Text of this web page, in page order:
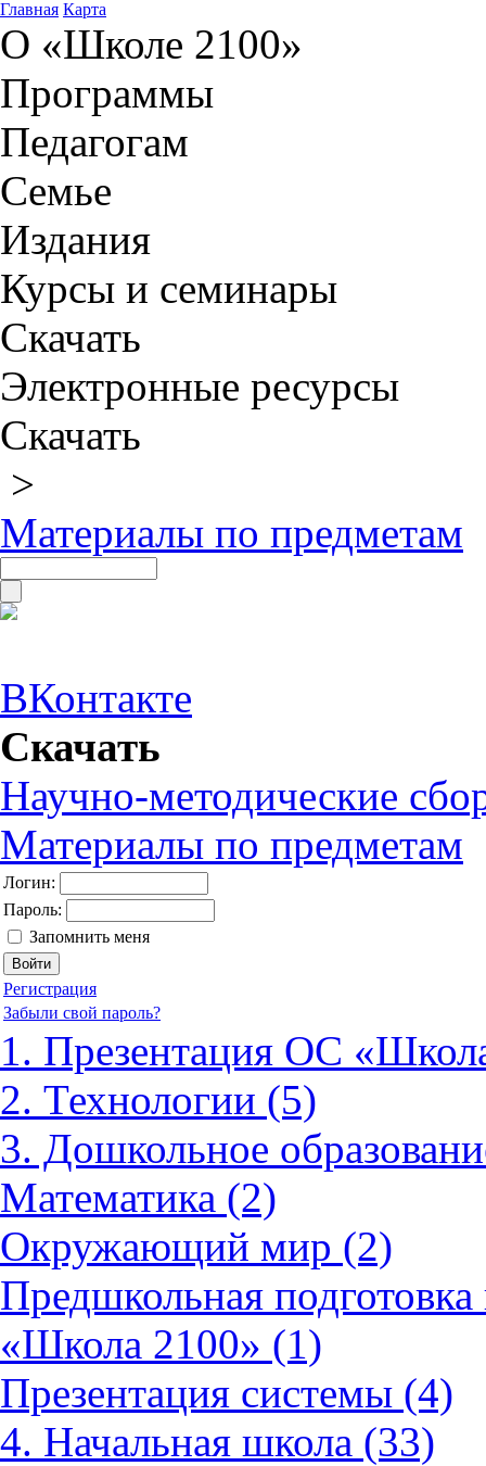
Главная Карта
О «Школе 2100»
Программы
Педагогам
Семье
Издания
Курсы и семинары
Скачать
Электронные ресурсы
Скачать
>
Материалы по предметам
ВКонтакте
Скачать
Научно-методические
Материалы по предметам
Логин:
Пароль:
Запомнить меня
Регистрация
Забыли свой пароль?
1. Презентация ОС
2. Технологии (5)
3. Дошкольное
Математика (2)
Окружающий мир (2)
Предшкольная
«Школа 2100» (1)
Презентация системы (4)
4. Начальная школа (33)